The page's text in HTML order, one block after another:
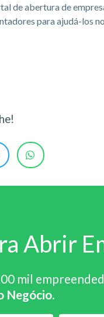
de abertura de
para ajudá-los
Abrir
mil
Negócio.